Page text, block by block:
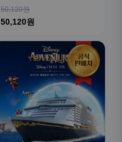
50,120원
50,120원